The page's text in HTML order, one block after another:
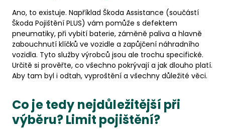
Ano, to existuje. Například Škoda Assistance (součástí
Škoda Pojištění PLUS) vám pomůže s defektem
pneumatiky, při vybití baterie, záměně paliva a hlavně
zabouchnutí klíčků ve vozidle a zapůjčení náhradního
vozidla. Tyto služby výrobců jsou ale trochu specifické.
Určitě si prověřte, co všechno pokrývají a jak dlouho platí.
Aby tam byl i odtah, vyproštění a všechny důležité věci.
Co je tedy nejdůležitější při
výběru? Limit pojištění?